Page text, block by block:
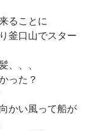
ることに
釜口山でスター
、、、
った？
かい風って船が